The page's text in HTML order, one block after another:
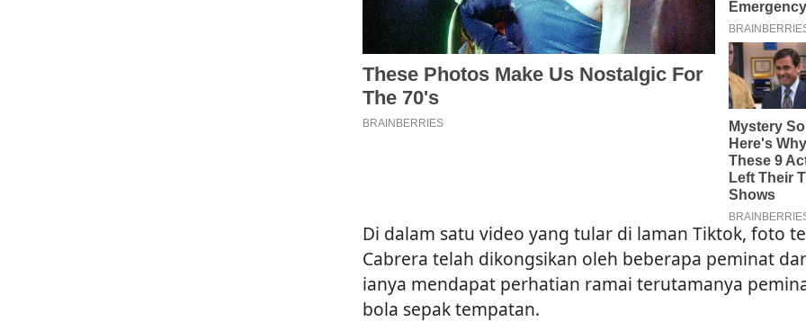
Di dalam satu video yang tular di laman Tiktok, foto
Cabrera telah dikongsikan oleh beberapa peminat
ianya mendapat perhatian ramai terutamanya
bola sepak tempatan.